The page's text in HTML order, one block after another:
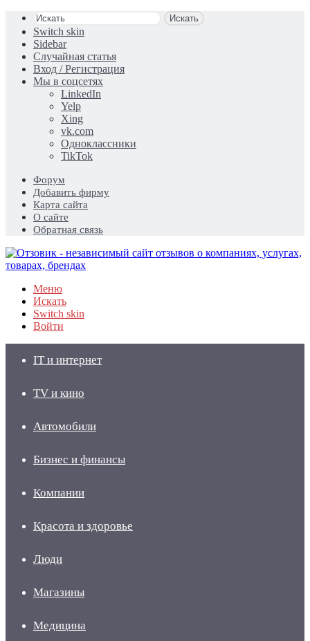
Искать
Switch skin
Sidebar
Случайная статья
Вход / Регистрация
Мы в соцсетях
LinkedIn
Yelp
Xing
vk.com
Одноклассники
TikTok
Форум
Добавить фирму
Карта сайта
О сайте
Обратная связь
Меню
Искать
Switch skin
Войти
IT и интернет
TV и кино
Автомобили
Бизнес и финансы
Компании
Красота и здоровье
Люди
Магазины
Медицина